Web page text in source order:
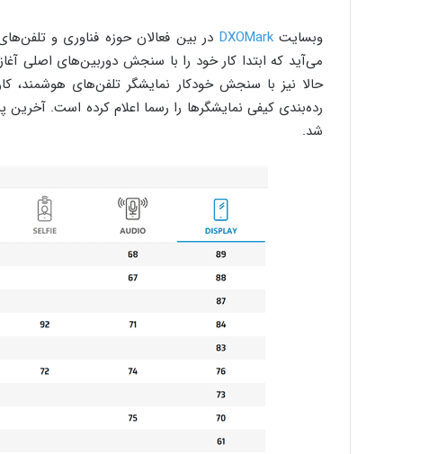
وبسایتDXOMark در بین فعالان حوزه فناوری و
می‌آید که ابتدا کار خود را با سنجش دوربین‌های اصلی
حالا نیز با سنجش خودکار نمایشگر تلفن‌های
شد.